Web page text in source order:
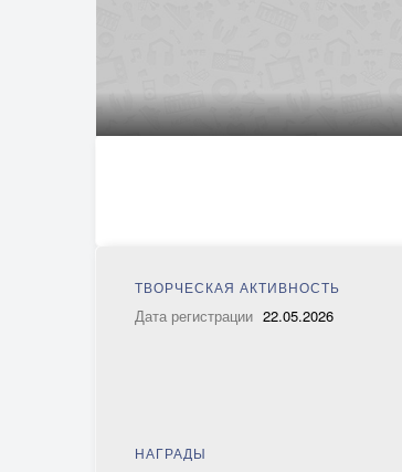
ТВОРЧЕСКАЯ АКТИВНОСТЬ
Дата регистрации 22.05.2026
НАГРАДЫ